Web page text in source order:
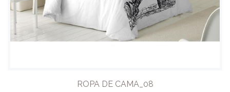
ROPA DE CAMA_08